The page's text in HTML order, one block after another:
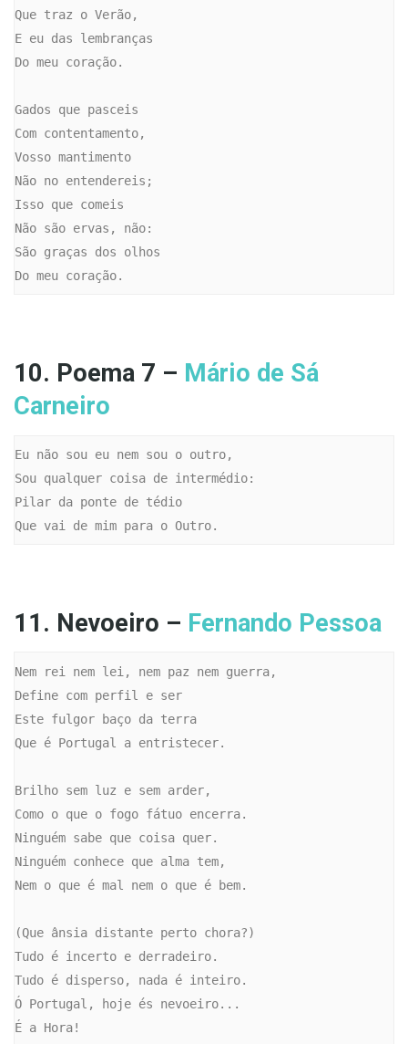
Que traz o Verão,
E eu das lembranças
Do meu coração.
Gados que pasceis
Com contentamento,
Vosso mantimento
Não no entendereis;
Isso que comeis
Não são ervas, não:
São graças dos olhos
Do meu coração.
10. Poema 7 – Mário de Sá
Carneiro
Eu não sou eu nem sou o outro,
Sou qualquer coisa de intermédio:
Pilar da ponte de tédio
Que vai de mim para o Outro.
11. Nevoeiro – Fernando Pessoa
Nem rei nem lei, nem paz nem guerra,
Define com perfil e ser
Este fulgor baço da terra
Que é Portugal a entristecer.
Brilho sem luz e sem arder,
Como o que o fogo fátuo encerra.
Ninguém sabe que coisa quer.
Ninguém conhece que alma tem,
Nem o que é mal nem o que é bem.
(Que ânsia distante perto chora?)
Tudo é incerto e derradeiro.
Tudo é disperso, nada é inteiro.
Ó Portugal, hoje és nevoeiro...
É a Hora!